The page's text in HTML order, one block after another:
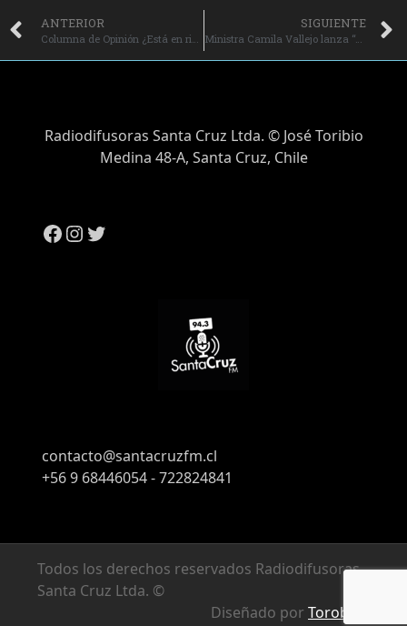
ANTERIOR SIGUIENTE
Ministra Camila Vallejo lanza “Aguanta, Chequea y Comparte 2025”: “Combatir la desinformación debe ser la cumbia de todos y todas”.
Radiodifusoras Santa Cruz Ltda. © José Toribio
Medina 48-A, Santa Cruz, Chile
contacto@santacruzfm.cl
+56 9 68446054 - 722824841
Todos los derechos reservados Radiodifusoras
Santa Cruz Ltda. ©
Diseñado por Torobyte